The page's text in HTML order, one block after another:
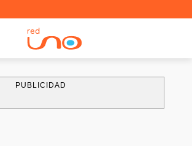
PUBLICIDAD